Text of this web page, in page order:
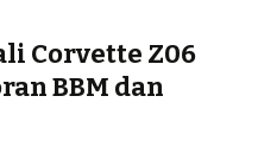
Corvette Z06
BBM dan